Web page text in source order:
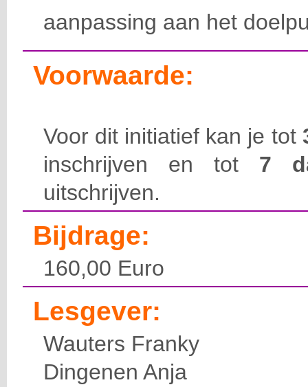
aanpassing aan het
Voorwaarde:
Voor dit initiatief kan je tot
inschrijven en tot 7
uitschrijven.
Bijdrage:
160,00 Euro
Lesgever:
Wauters Franky
Dingenen Anja